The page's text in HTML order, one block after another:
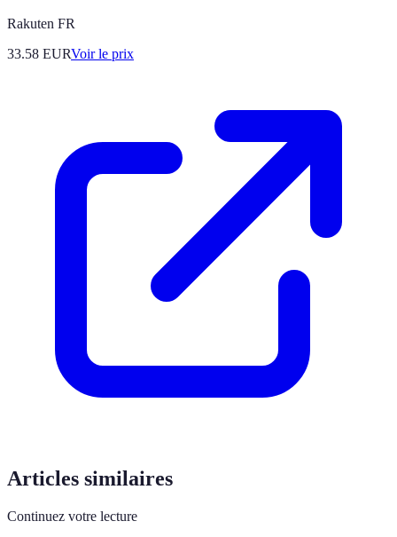
Rakuten FR
33.58 EURVoir le prix
Articles similaires
Continuez votre lecture